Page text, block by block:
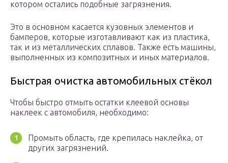
котором остались подобные загрязнения.
Это в основном касается кузовных элементов и
бамперов, которые изготавливают как из пластика,
так и из металлических сплавов. Также есть машины,
выполненных из композитных и иных материалов.
Быстрая очистка автомобильных стёкол
Чтобы быстро отмыть остатки клеевой основы
наклеек с автомобиля, необходимо:
Промыть область, где крепилась наклейка, от
других загрязнений.